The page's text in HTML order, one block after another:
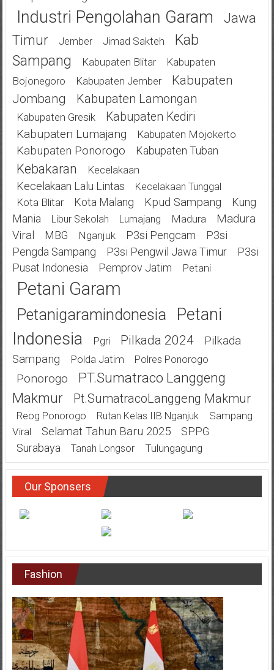
Industri Pengolahan Garam
Jawa
Timur
Jember Jimad Sakteh
Kab
Sampang
Kabupaten Blitar
Kabupaten
Bojonegoro
Kabupaten Jember
Kabupaten
Jombang
Kabupaten Lamongan
Kabupaten Gresik
Kabupaten Kediri
Kabupaten Lumajang
Kabupaten Mojokerto
Kabupaten Ponorogo Kabupaten Tuban
Kebakaran Kecelakaan
Kecelakaan Lalu Lintas Kecelakaan Tunggal
Kota Blitar Kota Malang Kpud Sampang
Kung
Mania
Libur Sekolah Lumajang Madura
Madura
Viral
MBG Nganjuk P3si Pengcam
P3si
Pengda Sampang
P3si Pengwil Jawa Timur
P3si
Pusat Indonesia
Pemprov Jatim Petani
Petani Garam
Petanigaramindonesia
Petani
Indonesia
Pgri Pilkada 2024
Pilkada
Sampang
Polda Jatim Polres Ponorogo
Ponorogo
PT.Sumatraco Langgeng
Makmur
Pt.SumatracoLanggeng Makmur
Reog Ponorogo Rutan Kelas IIB Nganjuk
Sampang
Viral
Selamat Tahun Baru 2025
SPPG
Surabaya
Tanah Longsor Tulungagung
Our Sponsers
Fashion